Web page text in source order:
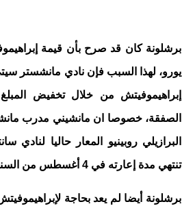
يورو، لهذا السبب فإن نادي مانشستر
إبراهيموفيتش من خلال تخفيض
الصفقة، خصوصا ان مانشيني مدرب
البرازيلي روبينيو المعار حاليا لنادي
تنتهي مدة إعارته في 4 أغسطس من السنة الحالية
برشلونة أيضا لم يعد بحاجة